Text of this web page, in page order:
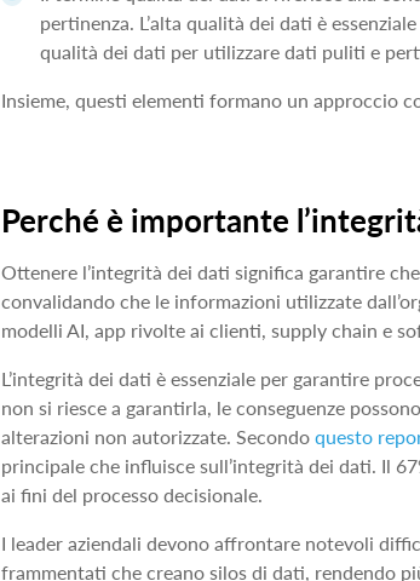
pertinenza. L’alta qualità dei dati è
qualità dei dati per utilizzare dati puliti e
Insieme, questi elementi formano un approccio
Perché è importante
Ottenere l’integrità dei dati significa garantire
convalidando che le informazioni utilizzate
modelli AI, app rivolte ai clienti, supply chain e
L’integrità dei dati è essenziale per garantire
non si riesce a garantirla, le conseguenze
alterazioni non autorizzate. Secondo questo
principale che influisce sull’integrità dei dati. Il
ai fini del processo decisionale.
I leader aziendali devono affrontare notevoli
frammentati che creano silos di dati, rendendo